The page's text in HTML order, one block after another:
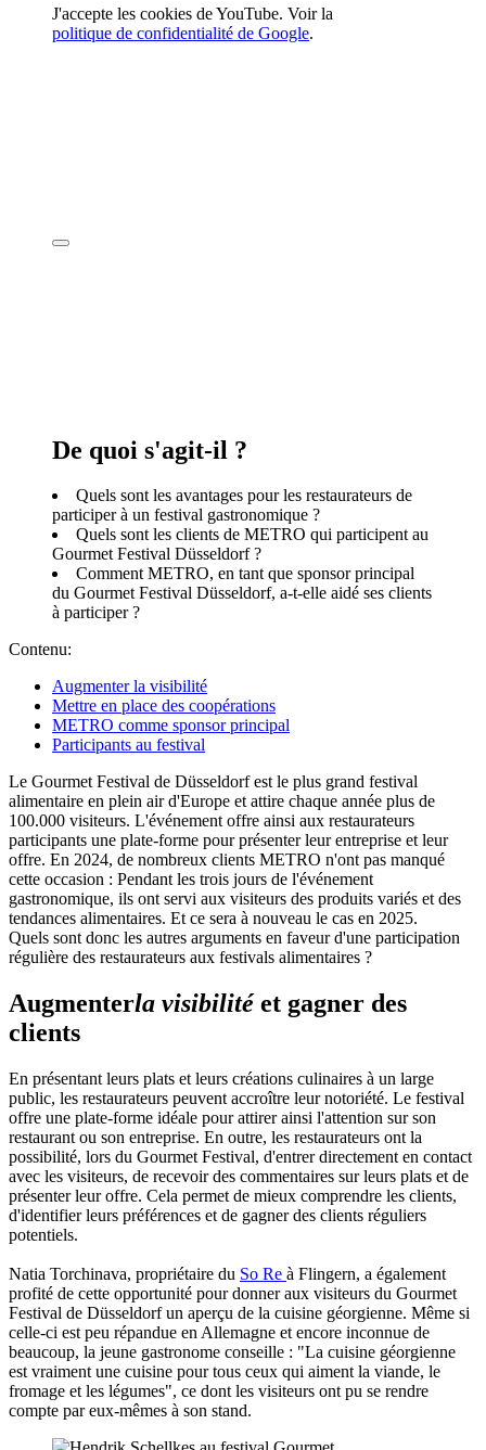
J'accepte les cookies de YouTube. Voir la
politique de confidentialité de Google.
De quoi s'agit-il ?
Quels sont les avantages pour les restaurateurs de
participer à un festival gastronomique ?
Quels sont les clients de METRO qui participent au
Gourmet Festival Düsseldorf ?
Comment METRO, en tant que sponsor principal
du Gourmet Festival Düsseldorf, a-t-elle aidé ses clients
à participer ?
Contenu:
Augmenter la visibilité
Mettre en place des coopérations
METRO comme sponsor principal
Participants au festival
Le Gourmet Festival de Düsseldorf est le plus grand festival
alimentaire en plein air d'Europe et attire chaque année plus de
100.000 visiteurs. L'événement offre ainsi aux restaurateurs
participants une plate-forme pour présenter leur entreprise et leur
offre. En 2024, de nombreux clients METRO n'ont pas manqué
cette occasion : Pendant les trois jours de l'événement
gastronomique, ils ont servi aux visiteurs des produits variés et des
tendances alimentaires. Et ce sera à nouveau le cas en 2025.
Quels sont donc les autres arguments en faveur d'une participation
régulière des restaurateurs aux festivals alimentaires ?
Augmenterla visibilitéet gagner des
clients
En présentant leurs plats et leurs créations culinaires à un large
public, les restaurateurs peuvent accroître leur notoriété. Le festival
offre une plate-forme idéale pour attirer ainsi l'attention sur son
restaurant ou son entreprise. En outre, les restaurateurs ont la
possibilité, lors du Gourmet Festival, d'entrer directement en contact
avec les visiteurs, de recevoir des commentaires sur leurs plats et de
présenter leur offre. Cela permet de mieux comprendre les clients,
d'identifier leurs préférences et de gagner des clients réguliers
potentiels.
Natia Torchinava, propriétaire du So Re à Flingern, a également
profité de cette opportunité pour donner aux visiteurs du Gourmet
Festival de Düsseldorf un aperçu de la cuisine géorgienne. Même si
celle-ci est peu répandue en Allemagne et encore inconnue de
beaucoup, la jeune gastronome conseille : "La cuisine géorgienne
est vraiment une cuisine pour tous ceux qui aiment la viande, le
fromage et les légumes", ce dont les visiteurs ont pu se rendre
compte par eux-mêmes à son stand.